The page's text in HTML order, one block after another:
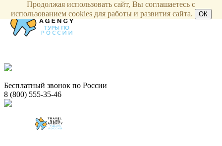
Бесплатный звонок по России
8 (800) 555-35-46
Продолжая использовать сайт, Вы соглашаетесь с
использованием cookies для работы и развития сайта.
ОК